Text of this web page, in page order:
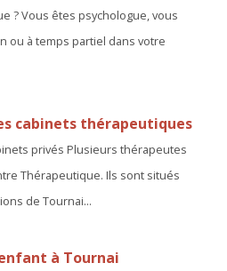
? Vous êtes psychologue, vous
ou à temps partiel dans votre
cabinets thérapeutiques
privés Plusieurs thérapeutes
Thérapeutique. Ils sont situés
de Tournai...
à Tournai